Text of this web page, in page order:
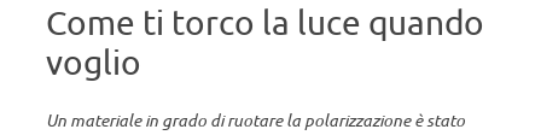
Come ti torco la luce quando
voglio
Un materiale in grado di ruotare la polarizzazione è stato